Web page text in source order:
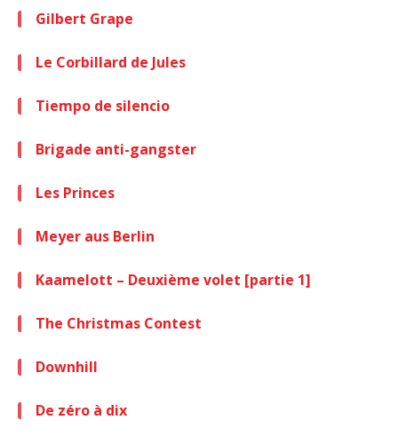
Gilbert Grape
Le Corbillard de Jules
Tiempo de silencio
Brigade anti-gangster
Les Princes
Meyer aus Berlin
Kaamelott – Deuxième volet [partie 1]
The Christmas Contest
Downhill
De zéro à dix